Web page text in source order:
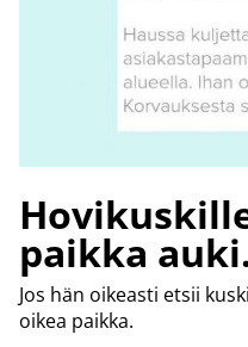
paikka
Jos hän oikeasti etsii
oikea paikka.